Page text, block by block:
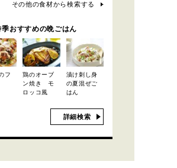
その他の食材から検索する
季おすすめの晩ごはん
フ
鶏のオーブ
ン焼き モ
ロッコ風
漬け刺し身
の夏混ぜご
はん
詳細検索